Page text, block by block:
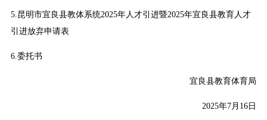
5.昆明市宜良县教体系统2025年人才引进暨2025年宜良县教育人才
引进放弃申请表
6.委托书
宜良县教育体育局
2025年7月16日